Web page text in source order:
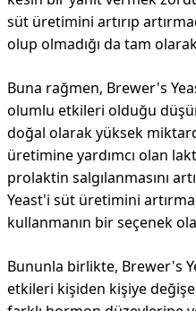
süt üretimini artırıp
olup olmadığı da tam
Buna rağmen, Brewer's
olumlu etkileri olduğu
doğal olarak yüksek
üretimine yardımcı olan
prolaktin salgılanmasını
Yeast'i süt üretimini
kullanmanın bir seçenek
Bununla birlikte, Brewer's
etkileri kişiden kişiye